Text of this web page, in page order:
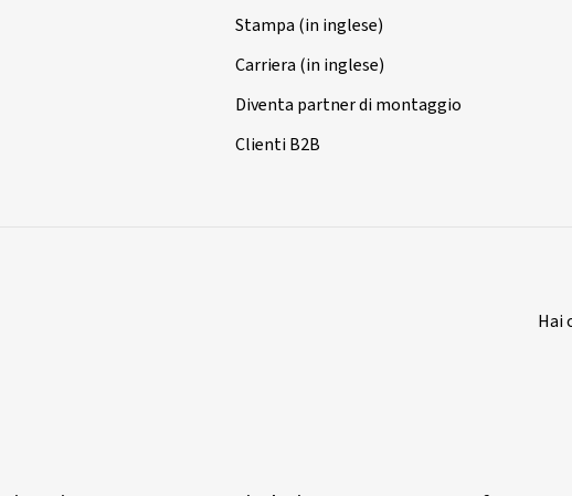
Stampa (in inglese)
Carriera (in inglese)
Diventa partner di montaggio
Clienti B2B
Hai